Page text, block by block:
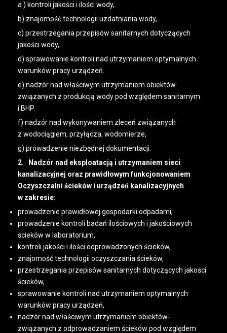
a ) kontroli jakości i ilości wody,
b) znajomość technologii uzdatniania wody,
c) przestrzegania przepisów sanitarnych dotyczących
jakości wody,
d) sprawowanie kontroli nad utrzymaniem optymalnych
warunków pracy urządzeń.
e) nadzór nad właściwym utrzymaniem obiektów
związanych z produkcją wody pod względem sanitarnym
i BHP.
f) nadzór nad wykonywaniem zleceń związanych
z wodociągiem, przyłącza, wodomierze,
g) prowadzenie niezbędnej dokumentacji.
2. Nadzór nad eksploatacją i utrzymaniem sieci
kanalizacyjnej oraz prawidłowym funkcjonowaniem
Oczyszczalni ścieków i urządzeń kanalizacyjnych
w zakresie:
prowadzenie prawidłowej gospodarki odpadami,
prowadzenie kontroli badań ilościowych i jakościowych
ścieków w laboratorium,
kontroli jakości i ilości odprowadzonych ścieków,
znajomość technologii oczyszczania ścieków,
przestrzegania przepisów sanitarnych dotyczących jakości
ścieków,
sprawowanie kontroli nad utrzymaniem optymalnych
warunków pracy urządzeń,
nadzór nad właściwym utrzymaniem obiektów-
związanych z odprowadzaniem ścieków pod względem